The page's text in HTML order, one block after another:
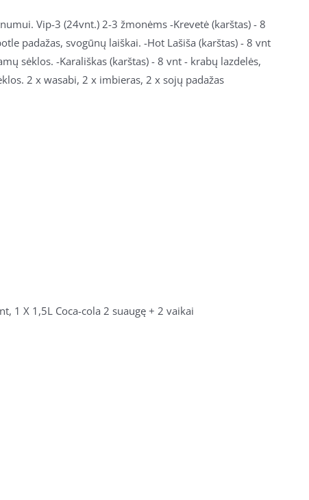
Vip-3 (24vnt.) 2-3 žmonėms -Krevetė (karštas) - 8
padažas, svogūnų laiškai. -Hot Lašiša (karštas) - 8 vnt
sėklos. -Karališkas (karštas) - 8 vnt - krabų lazdelės,
2 x wasabi, 2 x imbieras, 2 x sojų padažas
1 X 1,5L Coca-cola 2 suaugę + 2 vaikai